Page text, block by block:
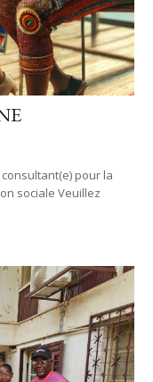
pour la
sociale Veuillez